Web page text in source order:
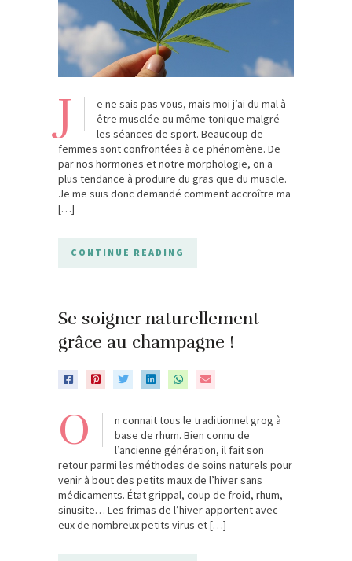
J
e ne sais pas vous, mais moi j’ai du mal à
être musclée ou même tonique malgré
les séances de sport. Beaucoup de
femmes sont confrontées à ce phénomène. De
par nos hormones et notre morphologie, on a
plus tendance à produire du gras que du muscle.
Je me suis donc demandé comment accroître ma
[…]
CONTINUE READING
Se soigner naturellement
grâce au champagne !
O
n connait tous le traditionnel grog à
base de rhum. Bien connu de
l’ancienne génération, il fait son
retour parmi les méthodes de soins naturels pour
venir à bout des petits maux de l’hiver sans
médicaments. État grippal, coup de froid, rhum,
sinusite… Les frimas de l’hiver apportent avec
eux de nombreux petits virus et […]